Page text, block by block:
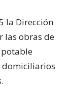
la Dirección
las obras de
domiciliarios